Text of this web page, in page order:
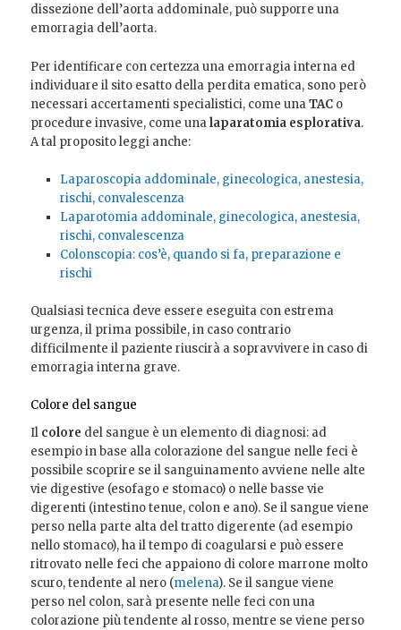
dissezione dell’aorta addominale, può supporre una
emorragia dell’aorta.
Per identificare con certezza una emorragia interna ed
individuare il sito esatto della perdita ematica, sono però
necessari accertamenti specialistici, come unaTAC o
procedure invasive, come unalaparatomia esplorativa.
A tal proposito leggi anche:
Laparoscopia addominale, ginecologica, anestesia,
rischi, convalescenza
Laparotomia addominale, ginecologica, anestesia,
rischi, convalescenza
Colonscopia: cos’è, quando si fa, preparazione e
rischi
Qualsiasi tecnica deve essere eseguita con estrema
urgenza, il prima possibile, in caso contrario
difficilmente il paziente riuscirà a sopravvivere in caso di
emorragia interna grave.
Colore del sangue
Il colore del sangue è un elemento di diagnosi: ad
esempio in base alla colorazione del sangue nelle feci è
possibile scoprire se il sanguinamento avviene nelle alte
vie digestive (esofago e stomaco) o nelle basse vie
digerenti (intestino tenue, colon e ano). Se il sangue viene
perso nella parte alta del tratto digerente (ad esempio
nello stomaco), ha il tempo di coagularsi e può essere
ritrovato nelle feci che appaiono di colore marrone molto
scuro, tendente al nero (melena). Se il sangue viene
perso nel colon, sarà presente nelle feci con una
colorazione più tendente al rosso, mentre se viene perso